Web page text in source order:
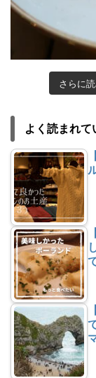
さらに
よく読まれて